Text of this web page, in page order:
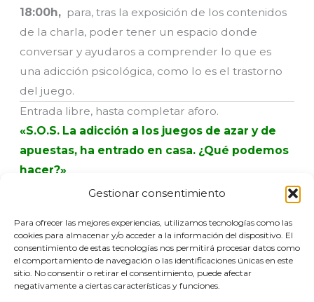
Gestionar consentimiento
Para ofrecer las mejores experiencias, utilizamos tecnologías como las
cookies para almacenar y/o acceder a la información del dispositivo. El
consentimiento de estas tecnologías nos permitirá procesar datos como
el comportamiento de navegación o las identificaciones únicas en este
sitio. No consentir o retirar el consentimiento, puede afectar
negativamente a ciertas características y funciones.
18:00h, para, tras la exposición de los contenidos
de la charla, poder tener un espacio donde
conversar y ayudaros a comprender lo que es
una adicción psicológica, como lo es el trastorno
del juego.
Entrada libre, hasta completar aforo.
«S.O.S. La adicción a los juegos de azar y de
apuestas, ha entrado en casa. ¿Qué podemos
hacer?»